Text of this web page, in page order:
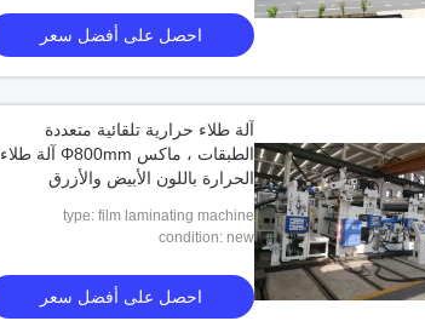
احصل على أفضل سعر
آلة طلاء حرارية تلقائية متعددة
الطبقات ، ماكس Φ800mm آلة طلاء
الحرارة باللون الأبيض والأزرق
type: film laminating machine
condition: new
احصل على أفضل سعر